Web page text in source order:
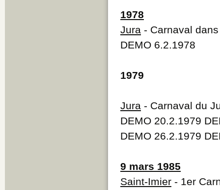
1978
Jura - Carnaval
DEMO 6.2.1978
1979
Jura - Carnaval du
DEMO 20.2.1979
DEMO 26.2.1979
9 mars 1985
Saint-Imier - 1er